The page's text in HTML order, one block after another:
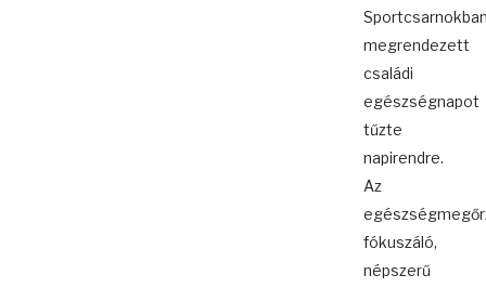
megrendezett
családi
egészségnapot
tűzte
napirendre.
Az
fókuszáló,
népszerű